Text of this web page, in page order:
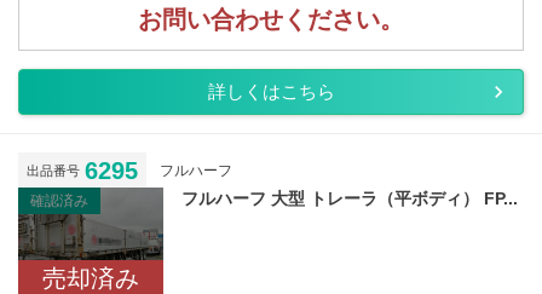
お問い合わせください。
詳しくはこちら
出品番号 6295
フルハーフ
確認済み
売却済み
フルハーフ 大型 トレーラ（平ボディ） FP...